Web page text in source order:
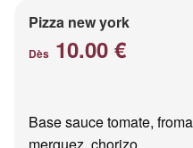
Pizza new york
Dès 10.00 €
Base sauce tomate,
merguez, chorizo